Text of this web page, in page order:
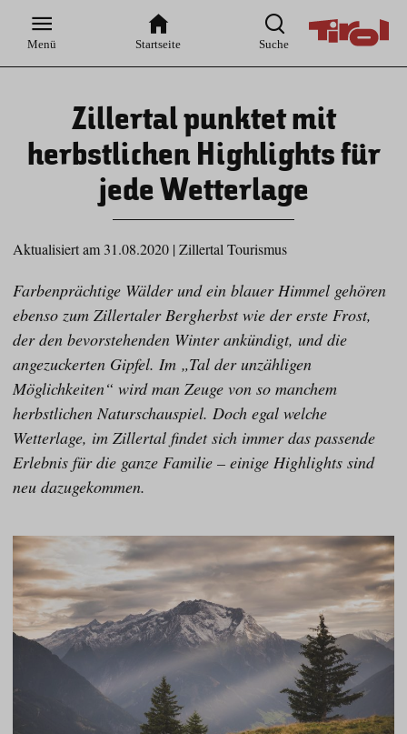
Hauptnavigation
Inhaltsbereich
Menü Startseite Suche
Zillertal punktet mit
herbstlichen Highlights für
jede Wetterlage
Aktualisiert am 31.08.2020 | Zillertal Tourismus
Farbenprächtige Wälder und ein blauer Himmel gehören
ebenso zum Zillertaler Bergherbst wie der erste Frost,
der den bevorstehenden Winter ankündigt, und die
angezuckerten Gipfel. Im „Tal der unzähligen
Möglichkeiten“ wird man Zeuge von so manchem
herbstlichen Naturschauspiel. Doch egal welche
Wetterlage, im Zillertal findet sich immer das passende
Erlebnis für die ganze Familie – einige Highlights sind
neu dazugekommen.